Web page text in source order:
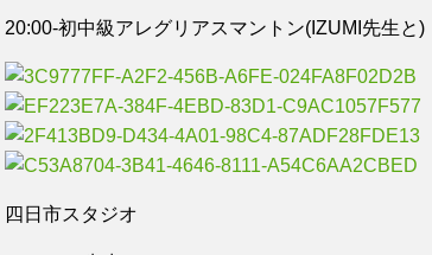
20:00-初中級アレグリアスマントン(IZUMI先生と)
四日市スタジオ